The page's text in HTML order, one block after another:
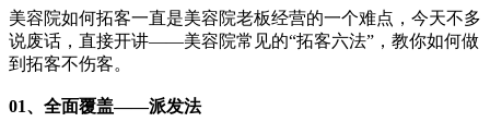
美容院如何拓客一直是美容院老板经营的一个难点，今天不多
说废话，直接开讲——美容院常见的“拓客六法”，教你如何做
到拓客不伤客。
01、全面覆盖——派发法